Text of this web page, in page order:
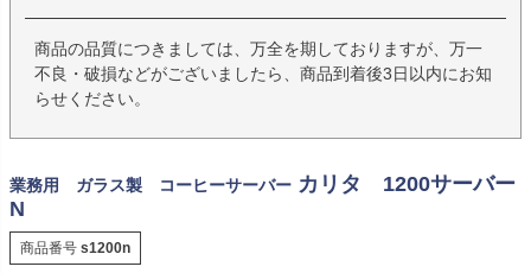
商品の品質につきましては、万全を期しておりますが、万一
不良・破損などがございましたら、商品到着後3日以内にお知
らせください。
業務用 ガラス製 コーヒーサーバー カリタ 1200サーバー
N
商品番号 s1200n